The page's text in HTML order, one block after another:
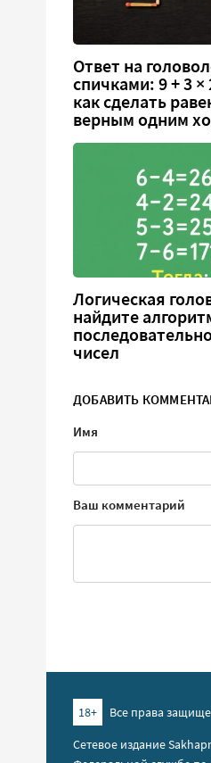
Ответ на
спичками: 9 + 3 ×
как сделать
верным одним
Логическая
найдите
чисел
ДОБАВИТЬ
Имя
Ваш комментарий
18+
Все права
Сетевое издание